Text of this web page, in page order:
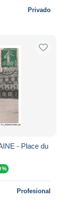
Privado
- Place du
%
Profesional